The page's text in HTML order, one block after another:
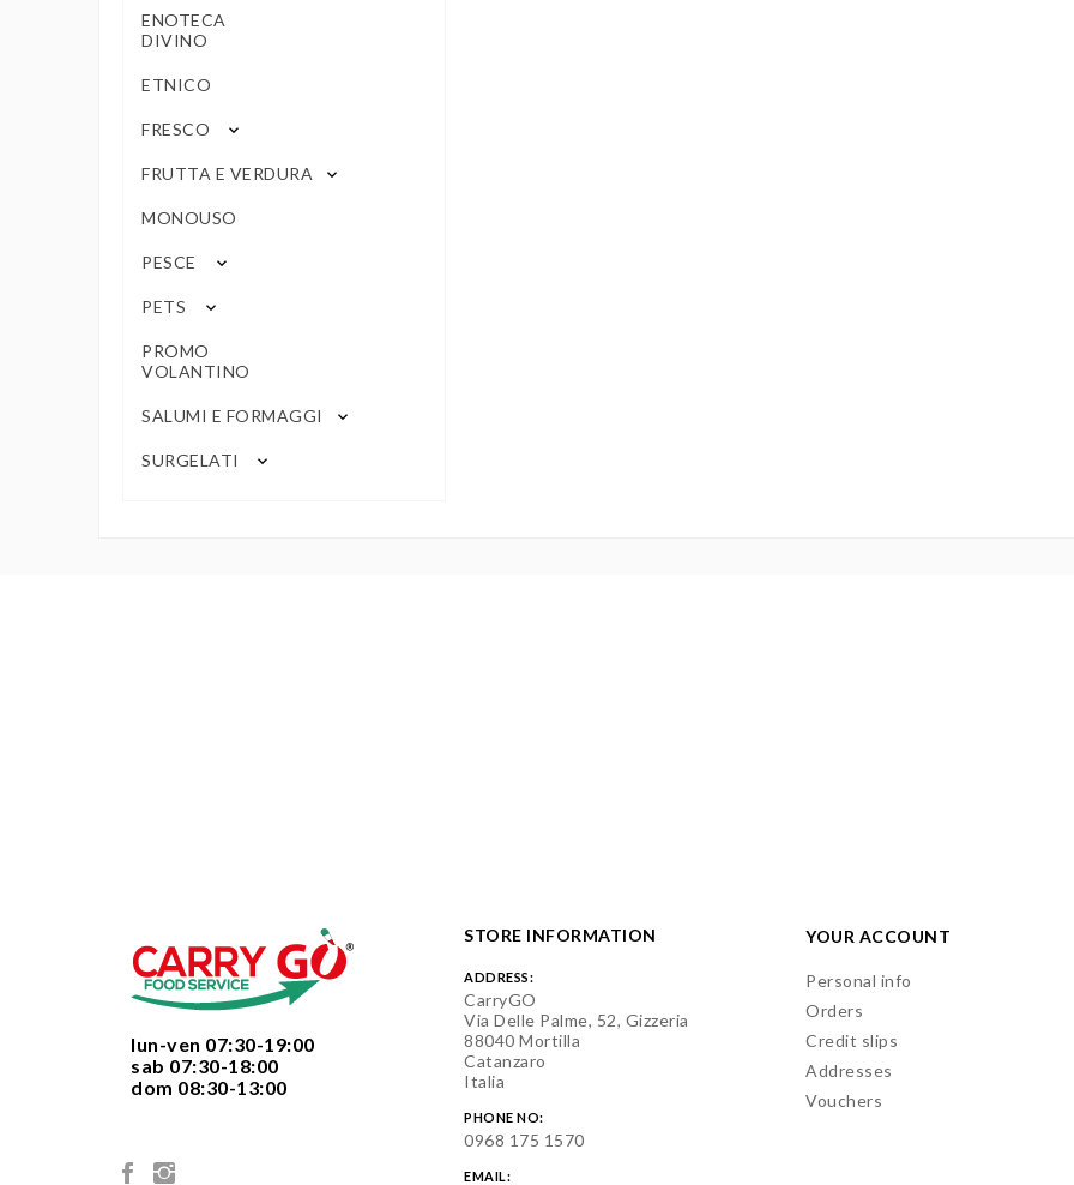
ENOTECA
DIVINO
ETNICO
FRESCO keyboard_arrow_down
FRUTTA E VERDURA keyboard_arrow_down
MONOUSO
PESCE keyboard_arrow_down
PETS keyboard_arrow_down
PROMO
VOLANTINO
SALUMI E FORMAGGI keyboard_arrow_down
SURGELATI keyboard_arrow_down
  lun-ven 07:30-19:00
  sab 07:30-18:00
  dom 08:30-13:00
STORE INFORMATION
ADDRESS:
CarryGO
Via Delle Palme, 52, Gizzeria
88040 Mortilla
Catanzaro
Italia
PHONE NO:
0968 175 1570
EMAIL:
YOUR ACCOUNT
Personal info
Orders
Credit slips
Addresses
Vouchers